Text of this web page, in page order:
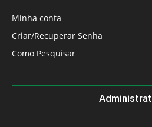
Minha conta
Criar/Recuperar Senha
Como Pesquisar